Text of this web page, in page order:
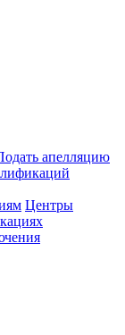
апелляцию
Центры